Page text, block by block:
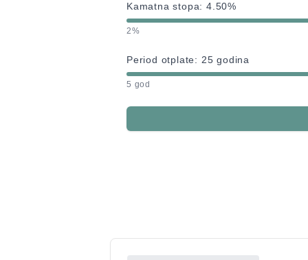
Kamatna stopa:4.50%
2%
Period otplate: 25 godina
5 god